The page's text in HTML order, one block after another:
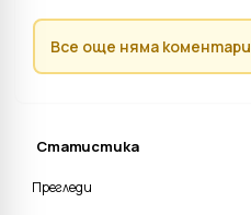
Все още няма коментари
Статистика
Прегледи